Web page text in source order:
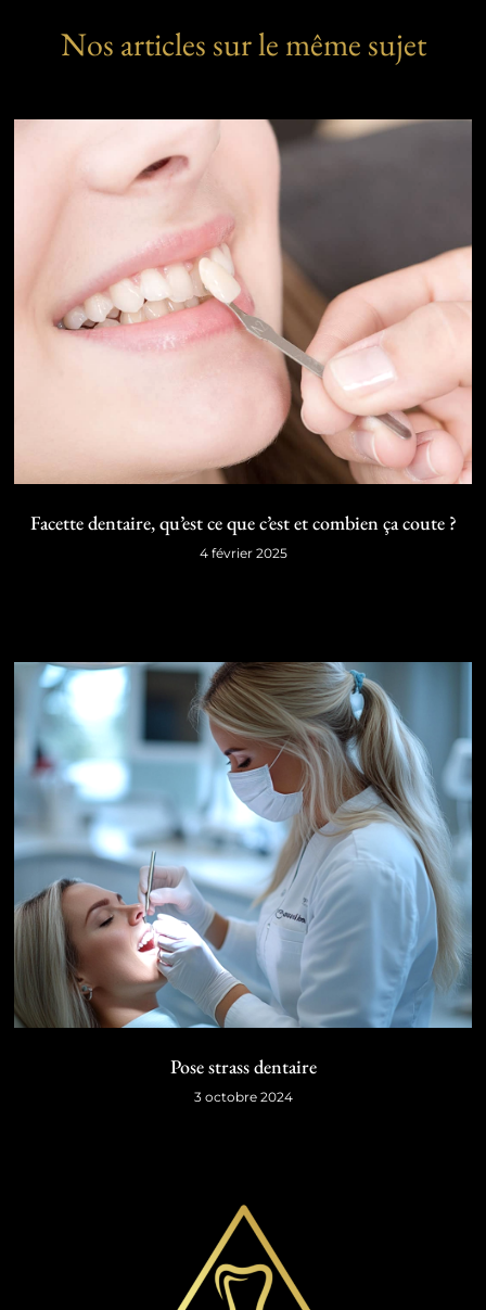
Nos articles sur le même sujet
Facette dentaire, qu’est ce que c’est et combien ça coute ?
4 février 2025
Pose strass dentaire
3 octobre 2024